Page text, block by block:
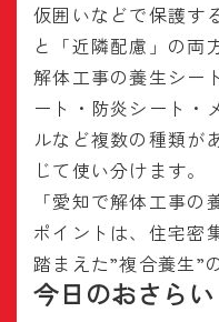
仮囲いなどで保護す
と「近隣配慮」の両
解体工事の養生シー
ート・防炎シート・
ルなど複数の種類が
じて使い分けます。
「愛知で解体工事
ポイントは、住宅密
踏まえた”複合養生”
今日のおさら